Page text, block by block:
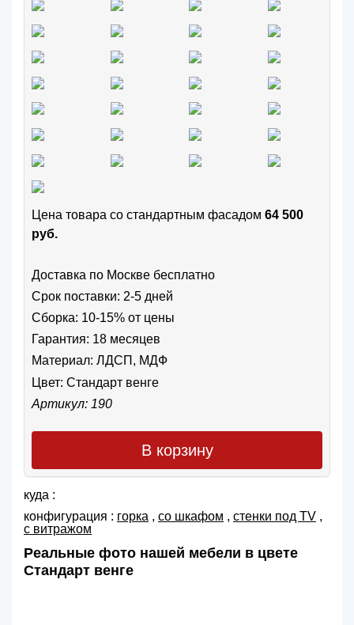
Цена товара cо стандартным фасадом 64 500
руб.
Доставка по Москве бесплатно
Срок поставки: 2-5 дней
Сборка: 10-15% от цены
Гарантия: 18 месяцев
Материал: ЛДСП, МДФ
Цвет: Стандарт венге
Артикул: 190
В корзину
куда :
конфигурация : горка , со шкафом , cтенки под TV ,
с витражом
Реальные фото нашей мебели в цвете
Стандарт венге